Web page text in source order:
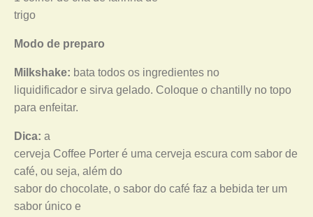
trigo
Modo de preparo
Milkshake: bata todos os ingredientes no
liquidificador e sirva gelado. Coloque o chantilly no topo
para enfeitar.
Dica: a
cerveja Coffee Porter é uma cerveja escura com sabor de
café, ou seja, além do
sabor do chocolate, o sabor do café faz a bebida ter um
sabor único e